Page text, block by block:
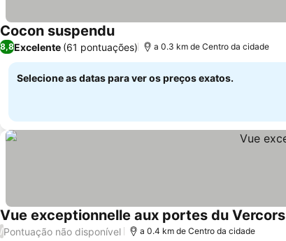
Cocon suspendu
8,8Excelente (61 pontuações) a 0.3 km de Centro da cidade
Selecione as datas para ver os preços exatos.
Vue exceptionnelle aux portes du Vercors
/Pontuação não disponível a 0.4 km de Centro da cidade